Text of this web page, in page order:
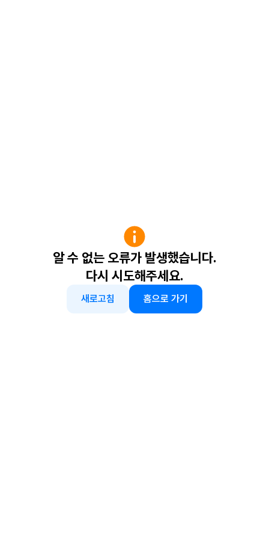
알 수 없는 오류가 발생했습니다.
다시 시도해주세요.
새로고침 홈으로 가기